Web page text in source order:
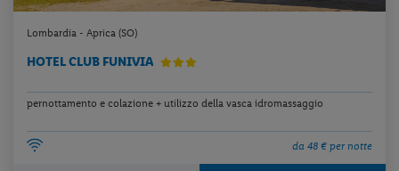
Lombardia - Aprica (SO)
HOTEL CLUB FUNIVIA
pernottamento e colazione + utilizzo della vasca idromassaggio
da 48 € per notte